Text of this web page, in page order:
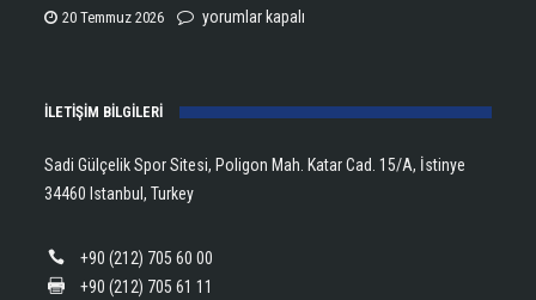
Lanlana
20 Temmuz 2026
Eylül
Rekoruyla
Avrupa
yorumlar kapalı
İLETİŞİM BİLGİLERİ
Sadi Gülçelik Spor Sitesi, Poligon Mah. Katar Cad. 15/A, İstinye
34460 Istanbul, Turkey
+90 (212) 705 60 00
+90 (212) 705 61 11